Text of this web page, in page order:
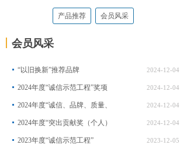
产品推荐 会员风采
会员风采
“以旧换新”推荐品牌 2024-12-04
2024年度“诚信示范工程”奖项 2024-12-04
2024年度“诚信、品牌、质量、 2024-12-04
2024年度“突出贡献奖（个人） 2024-12-04
2023年度“诚信示范工程” 2023-12-05